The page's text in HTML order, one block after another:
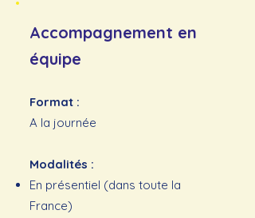
Accompagnement en
équipe
Format :
A la journée
Modalités :
En présentiel (dans toute la
France)